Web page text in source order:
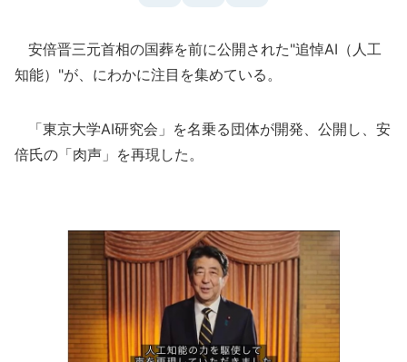
安倍晋三元首相の国葬を前に公開された"追悼AI（人工
知能）"が、にわかに注目を集めている。
「東京大学AI研究会」を名乗る団体が開発、公開し、安
倍氏の「肉声」を再現した。